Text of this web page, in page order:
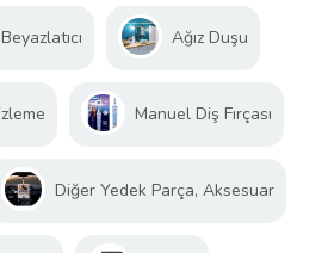
Ağız Duşu
Manuel Diş Fırçası
Diğer Yedek Parça, Aksesuar